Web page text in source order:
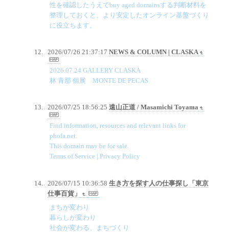
性を確認したうえでbuy aged domainsする判断材料を
整理しておくと、より安定したオンライン基盤づくり
に役立ちます。
2026/07/26 21:37:17 NEWS & COLUMN | CLASKA
2026.07.24 GALLERY CLASKA
林 青那 個展 MONTE DE PECAS
2026/07/25 18:56:25 遠山正道 / Masamichi Toyama
Find information, resources and relevant links for
phofa.net.
This domain may be for sale.
Terms of Service | Privacy Policy
2026/07/15 10:36:58 生き方を探す人の仕事探し「東京
仕事百貨」
まちが変わり
暮らしが変わり
社会が変わる、まちづくり